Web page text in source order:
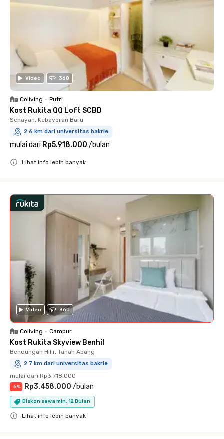
Video 360
Coliving • Putri
Kost Rukita QQ Loft SCBD
Senayan, Kebayoran Baru
2.6 km dari universitas bakrie
mulai dari Rp5.918.000 /bulan
Lihat info lebih banyak
Video 360
Coliving • Campur
Kost Rukita Skyview Benhil
Bendungan Hilir, Tanah Abang
2.7 km dari universitas bakrie
mulai dari Rp3.718.000
-6% Rp3.458.000 /bulan
Diskon sewa min. 12 Bulan
Lihat info lebih banyak